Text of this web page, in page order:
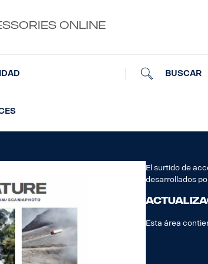
ONLINE
BUSCAR
El surtido de
desarrollados
Esta área